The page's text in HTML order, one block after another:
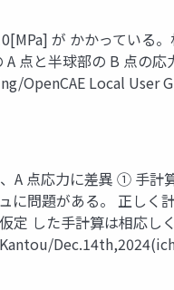
が かかっている
点と半球部の B 点の
OpenCAE Local
A 点応力に差異 ① 手計
問題がある。 正しく
定 した手計算は相応